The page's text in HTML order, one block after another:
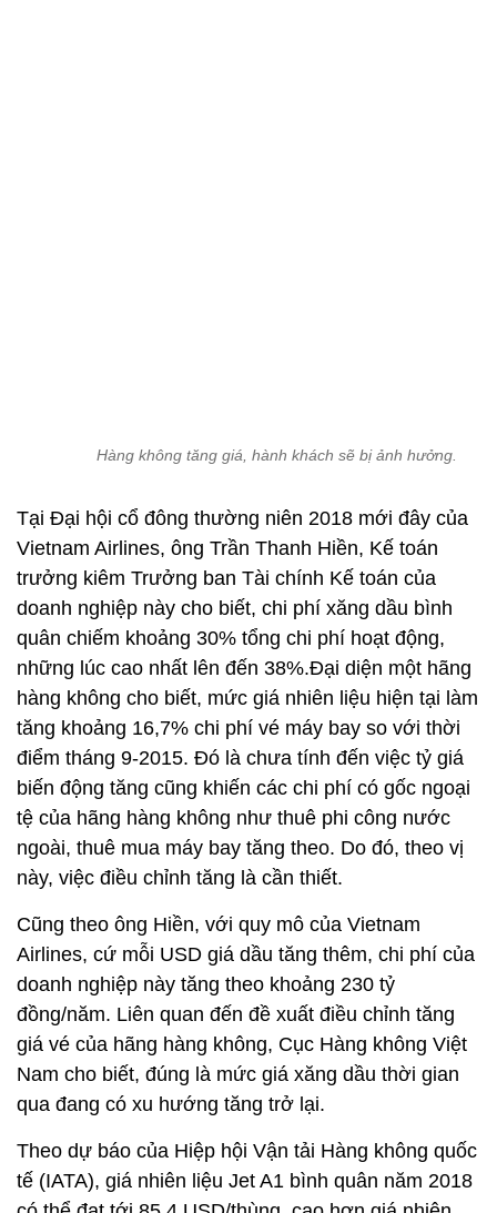
Hàng không tăng giá, hành khách sẽ bị ảnh hưởng.
Tại Đại hội cổ đông thường niên 2018 mới đây của
Vietnam Airlines, ông Trần Thanh Hiền, Kế toán
trưởng kiêm Trưởng ban Tài chính Kế toán của
doanh nghiệp này cho biết, chi phí xăng dầu bình
quân chiếm khoảng 30% tổng chi phí hoạt động,
những lúc cao nhất lên đến 38%.Đại diện một hãng
hàng không cho biết, mức giá nhiên liệu hiện tại làm
tăng khoảng 16,7% chi phí vé máy bay so với thời
điểm tháng 9-2015. Đó là chưa tính đến việc tỷ giá
biến động tăng cũng khiến các chi phí có gốc ngoại
tệ của hãng hàng không như thuê phi công nước
ngoài, thuê mua máy bay tăng theo. Do đó, theo vị
này, việc điều chỉnh tăng là cần thiết.
Cũng theo ông Hiền, với quy mô của Vietnam
Airlines, cứ mỗi USD giá dầu tăng thêm, chi phí của
doanh nghiệp này tăng theo khoảng 230 tỷ
đồng/năm. Liên quan đến đề xuất điều chỉnh tăng
giá vé của hãng hàng không, Cục Hàng không Việt
Nam cho biết, đúng là mức giá xăng dầu thời gian
qua đang có xu hướng tăng trở lại.
Theo dự báo của Hiệp hội Vận tải Hàng không quốc
tế (IATA), giá nhiên liệu Jet A1 bình quân năm 2018